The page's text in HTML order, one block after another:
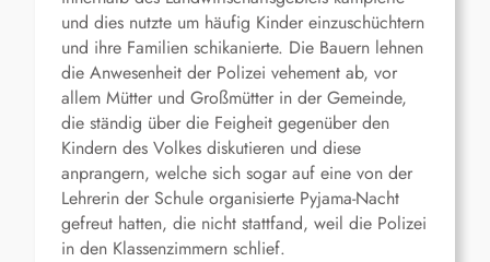
und dies nutzte um häufig Kinder einzuschüchtern
und ihre Familien schikanierte. Die Bauern lehnen
die Anwesenheit der Polizei vehement ab, vor
allem Mütter und Großmütter in der Gemeinde,
die ständig über die Feigheit gegenüber den
Kindern des Volkes diskutieren und diese
anprangern, welche sich sogar auf eine von der
Lehrerin der Schule organisierte Pyjama-Nacht
gefreut hatten, die nicht stattfand, weil die Polizei
in den Klassenzimmern schlief.